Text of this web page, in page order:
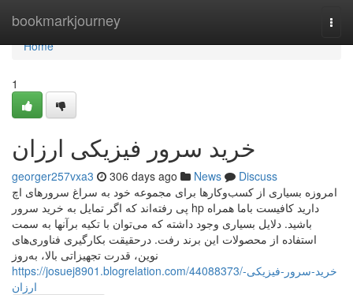
bookmarkjourney
Home
Home
1
خرید سرور فیزیکی ارزان
georger257vxa3 306 days ago News
Discuss
امروزه بسیاری از کسب‌وکارها برای مجموعه خود به سراغ سرورهای اچ
پی رفته‌اند که اگر تمایل به خرید سرور hp دارید کافیست باما همراه
باشید. دلایل بسیاری وجود داشته که می‌توان با تکیه برآنها به سمت
استفاده از محصولات این برند رفت. درحقیقت بکارگیری فناوری‌های
نوین، قدرت تجهیزاتی بالا، به‌روز
https://josuej8901.blogrelation.com/44088373/خرید-سرور-فیزیکی-
ارزان